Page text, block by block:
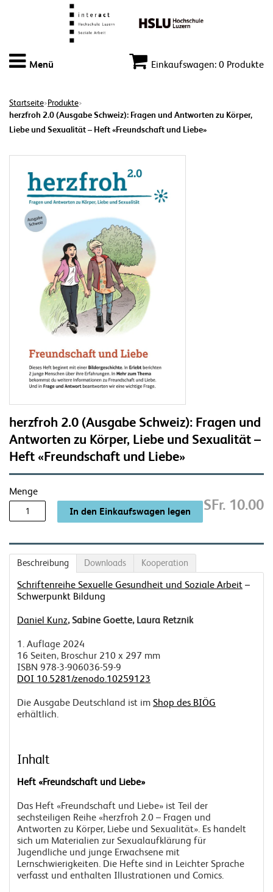
Menü Einkaufswagen: 0 Produkte
Startseite>Produkte>
herzfroh 2.0 (Ausgabe Schweiz): Fragen und Antworten zu Körper,
Liebe und Sexualität – Heft «Freundschaft und Liebe»
herzfroh 2.0 (Ausgabe Schweiz): Fragen und
Antworten zu Körper, Liebe und Sexualität –
Heft «Freundschaft und Liebe»
SFr. 10.00
Menge
Beschreibung Downloads Kooperation
Schriftenreihe Sexuelle Gesundheit und Soziale Arbeit –
Schwerpunkt Bildung
Daniel Kunz, Sabine Goette, Laura Retznik
1. Auflage 2024
16 Seiten, Broschur 210 x 297 mm
ISBN 978-3-906036-59-9
DOI 10.5281/zenodo.10259123
Die Ausgabe Deutschland ist im Shop des BIÖG
erhältlich.
Inhalt
Heft «Freundschaft und Liebe»
Das Heft «Freundschaft und Liebe» ist Teil der
sechsteiligen Reihe «herzfroh 2.0 – Fragen und
Antworten zu Körper, Liebe und Sexualität». Es handelt
sich um Materialien zur Sexualaufklärung für
Jugendliche und junge Erwachsene mit
Lernschwierigkeiten. Die Hefte sind in Leichter Sprache
verfasst und enthalten Illustrationen und Comics.